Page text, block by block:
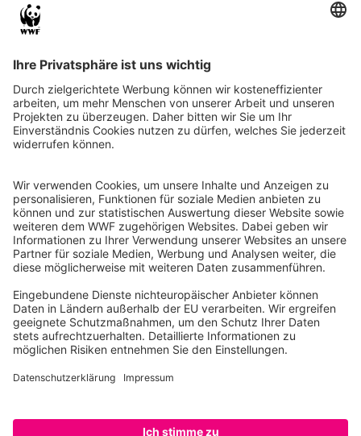
WWF Deutschland
Reinhardtstr. 18
10117 Berlin
Ihre Spende kann steuerlich geltend gemacht werden
Registriert als Stiftung WWF Deutschland, Senatsverwaltung für
Justiz Berlin, Az: 3416/976/2
Umsatzsteuer-Identifikationsnummer: DE 114236103
Freistellungsbescheid: Als gemeinnützige Körperschaft befreit
von der Körperschaftssteuer gem. §5 I 9 KStg. unter der
Steuernummer 27/641/09321